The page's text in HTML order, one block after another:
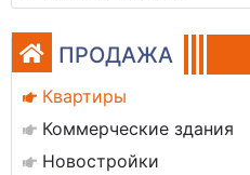
ПРОДАЖА
Квартиры
Коммерческие здания
Новостройки